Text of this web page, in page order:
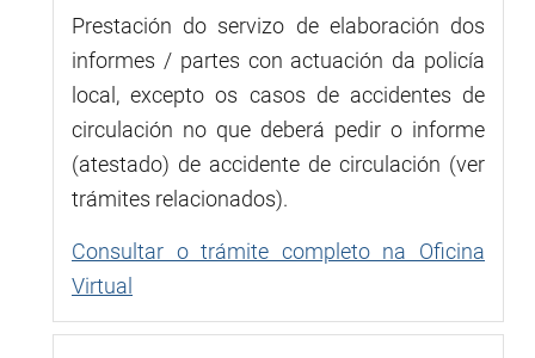
Prestación do servizo de elaboración dos
informes / partes con actuación da policía
local, excepto os casos de accidentes de
circulación no que deberá pedir o informe
(atestado) de accidente de circulación (ver
trámites relacionados).
Consultar o trámite completo na Oficina
Virtual